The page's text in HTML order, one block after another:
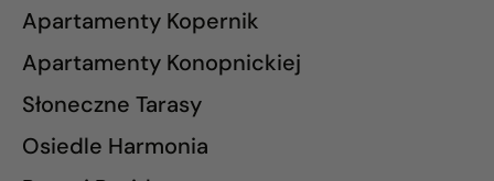
Apartamenty Kopernik
Apartamenty Konopnickiej
Słoneczne Tarasy
Osiedle Harmonia